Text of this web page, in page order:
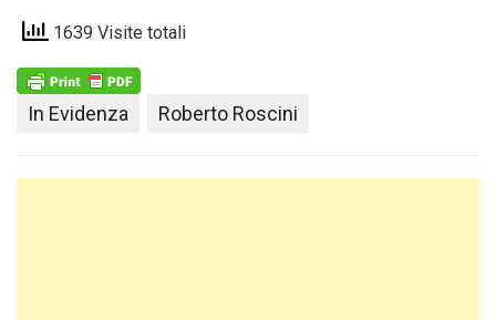
1639 Visite totali
In Evidenza Roberto Roscini